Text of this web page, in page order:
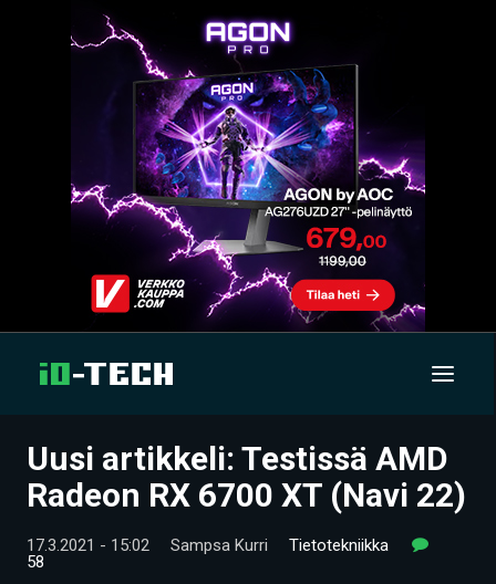
UUTISET
VIDEOT
Uusi artikkeli: Testissä AMD
Radeon RX 6700 XT (Navi 22)
17.3.2021 - 15:02 Sampsa Kurri
Tietotekniikka
58